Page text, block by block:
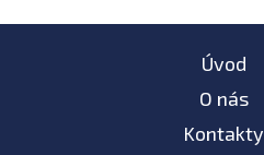
Úvod
O nás
Kontakty